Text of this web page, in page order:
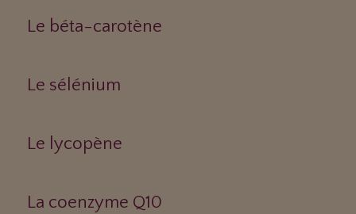
Le béta-carotène
Le sélénium
Le lycopène
La coenzyme Q10